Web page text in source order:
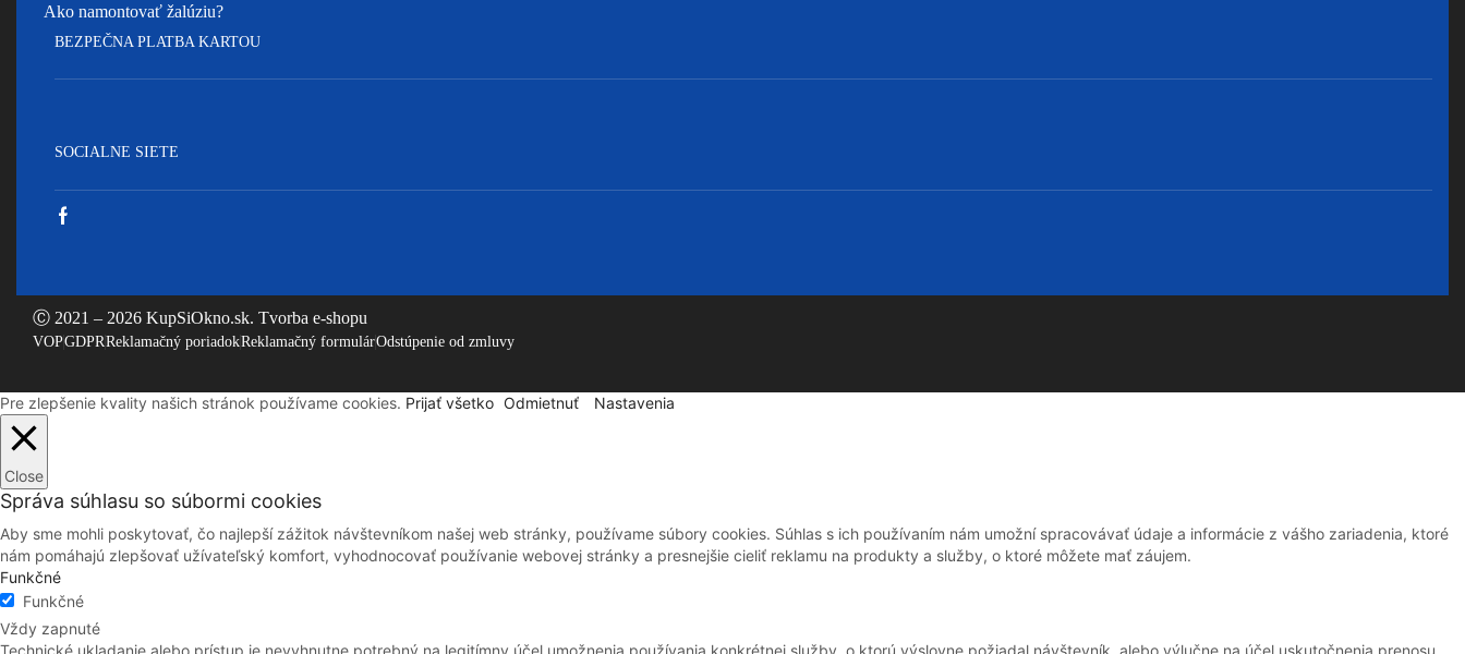
Ako namontovať žalúziu?
BEZPEČNA PLATBA KARTOU
SOCIALNE SIETE
Facebook
Ⓒ 2021 – 2026 KupSiOkno.sk. Tvorba e-shopu
VOPGDPRReklamačný poriadokReklamačný formulárOdstúpenie od zmluvy
Pre zlepšenie kvality našich stránok používame cookies. Prijať všetko Odmietnuť Nastavenia
Close
Správa súhlasu so súbormi cookies
Aby sme mohli poskytovať, čo najlepší zážitok návštevníkom našej web stránky, používame súbory cookies. Súhlas s ich používaním nám umožní spracovávať údaje a informácie z vášho zariadenia, ktoré
nám pomáhajú zlepšovať užívateľský komfort, vyhodnocovať používanie webovej stránky a presnejšie cieliť reklamu na produkty a služby, o ktoré môžete mať záujem.
Funkčné
Funkčné
Vždy zapnuté
Technické ukladanie alebo prístup je nevyhnutne potrebný na legitímny účel umožnenia používania konkrétnej služby, o ktorú výslovne požiadal návštevník, alebo výlučne na účel uskutočnenia prenosu